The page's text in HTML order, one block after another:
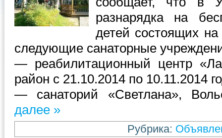
разнарядка на
детей состоящих
следующие санаторные
— реабилитационный центр
район с 21.10.2014 по 10.11.2014
— санаторий «Светлана»,
далее »
Рубрика: